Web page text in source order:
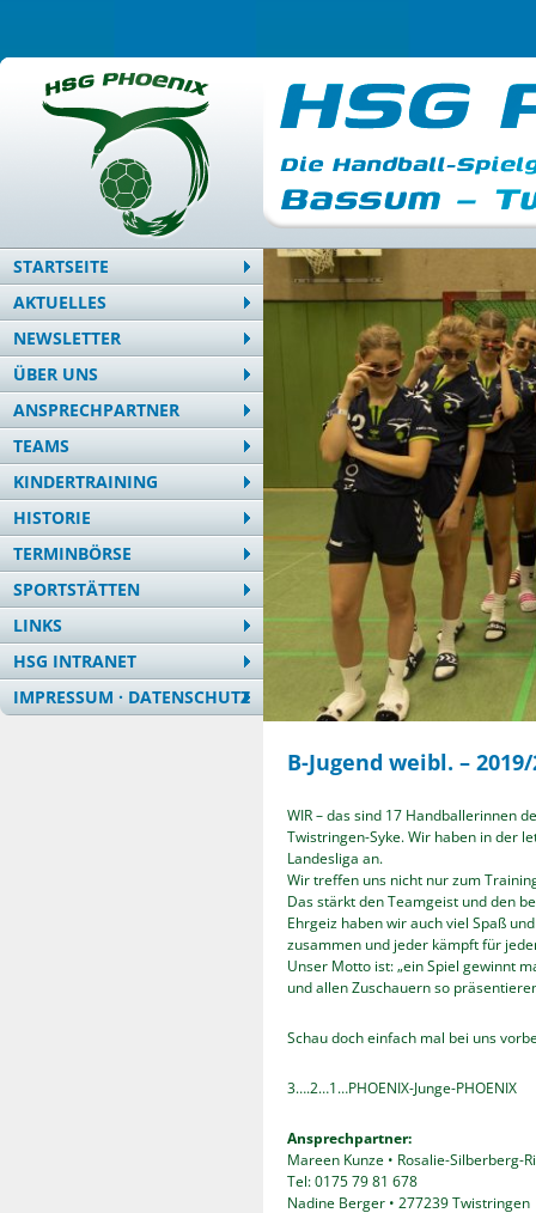
STARTSEITE
AKTUELLES
NEWSLETTER
ÜBER UNS
ANSPRECHPARTNER
TEAMS
KINDERTRAINING
HISTORIE
TERMINBÖRSE
SPORTSTÄTTEN
LINKS
HSG INTRANET
IMPRESSUM · DATENSCHUTZ
B-Jugend weibl. –
WIR – das sind 17 Handballerinnen
Twistringen-Syke. Wir haben in der
Landesliga an.
Wir treffen uns nicht nur zum
Das stärkt den Teamgeist und den
Ehrgeiz haben wir auch viel Spaß
zusammen und jeder kämpft für
Unser Motto ist: „ein Spiel gewinnt
und allen Zuschauern so
Schau doch einfach mal bei uns
3….2…1…PHOENIX-Junge-PHOENIX
Ansprechpartner:
Mareen Kunze • Rosalie-Silberberg-
Tel: 0175 79 81 678
Nadine Berger • 277239 Twistringen